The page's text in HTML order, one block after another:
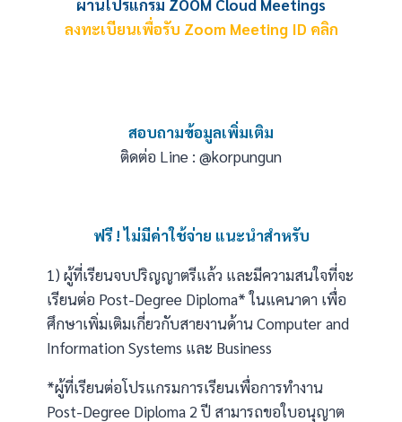
ผ่านโปรแกรม ZOOM Cloud Meetings
ลงทะเบียนเพื่อรับ Zoom Meeting ID คลิก
สอบถามข้อมูลเพิ่มเติม
ติดต่อ Line : @korpungun
ฟรี ! ไม่มีค่าใช้จ่าย แนะนำสำหรับ
1) ผู้ที่เรียนจบปริญญาตรีแล้ว และมีความสนใจที่จะ
เรียนต่อ Post-Degree Diploma* ในแคนาดา เพื่อ
ศึกษาเพิ่มเติมเกี่ยวกับสายงานด้าน Computer and
Information Systems และ Business
*ผู้ที่เรียนต่อโปรแกรมการเรียนเพื่อการทำงาน
Post-Degree Diploma 2 ปี สามารถขอใบอนุญาต